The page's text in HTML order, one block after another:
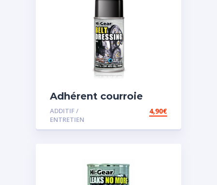
Adhérent courroie
ADDITIF /
ENTRETIEN
4,90€